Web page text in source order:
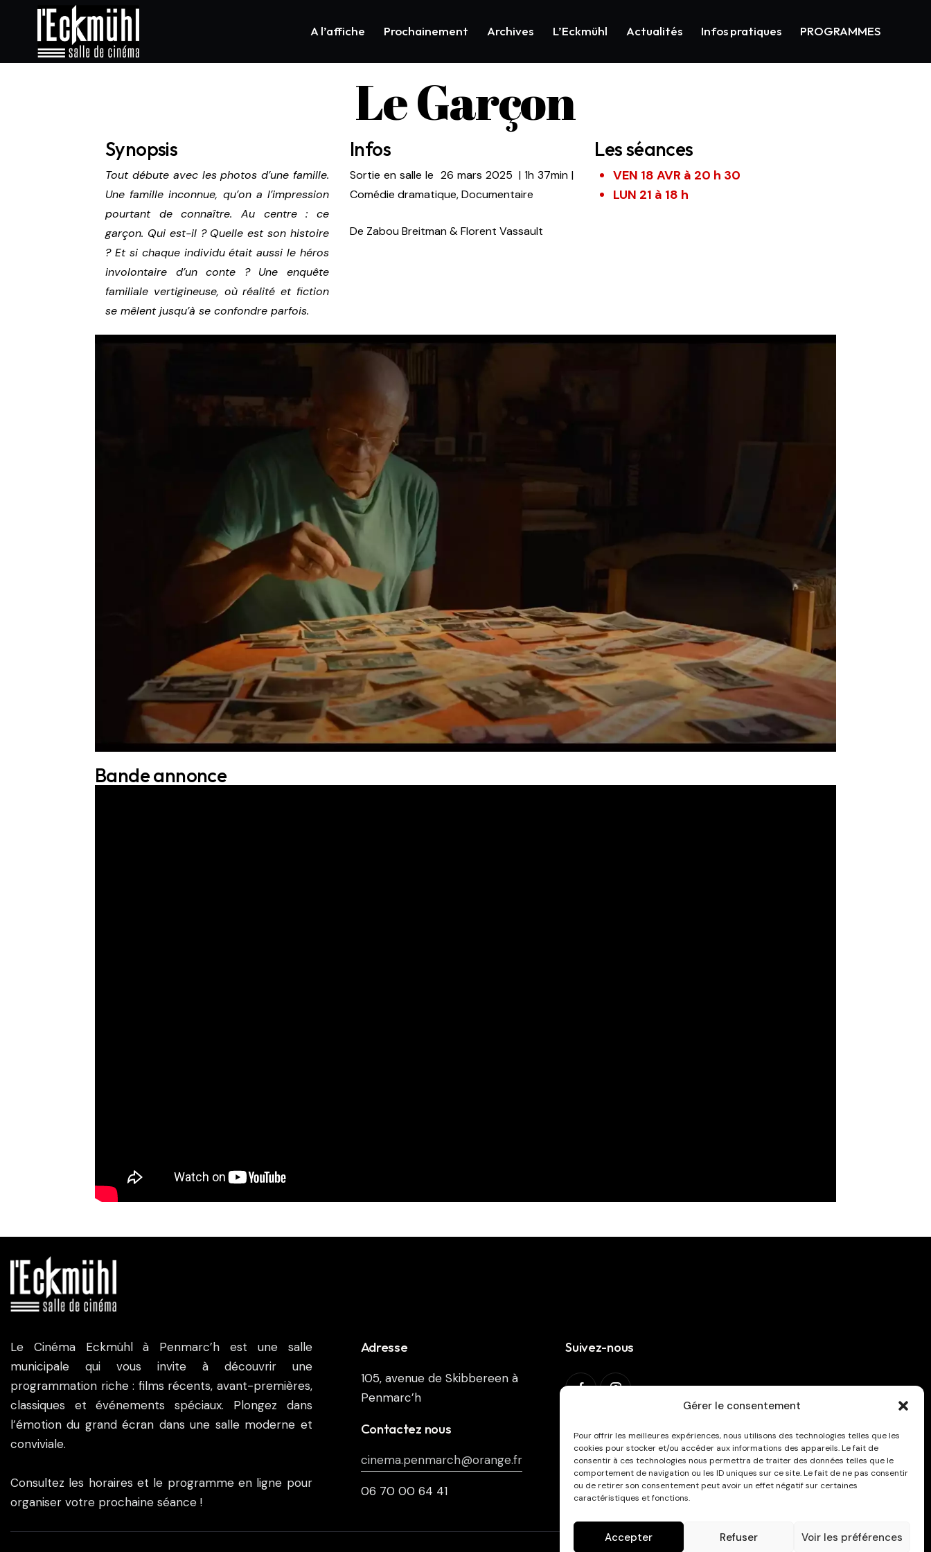
Gérer le consentement
Pour offrir les meilleures expériences, nous utilisons des technologies telles que les
cookies pour stocker et/ou accéder aux informations des appareils. Le fait de
consentir à ces technologies nous permettra de traiter des données telles que le
comportement de navigation ou les ID uniques sur ce site. Le fait de ne pas consentir
ou de retirer son consentement peut avoir un effet négatif sur certaines
caractéristiques et fonctions.
Accepter Refuser Voir les préférences
A l’affiche Prochainement Archives L’Eckmühl Actualités Infos pratiques PROGRAMMES
Le Garçon
Synopsis
Tout débute avec les photos d’une famille.
Une famille inconnue, qu’on a l’impression
pourtant de connaître. Au centre : ce
garçon. Qui est-il ? Quelle est son histoire
? Et si chaque individu était aussi le héros
involontaire d’un conte ? Une enquête
familiale vertigineuse, où réalité et fiction
se mêlent jusqu’à se confondre parfois.
Infos
Sortie en salle le 26 mars 2025| 1h 37min|
Comédie dramatique, Documentaire
De Zabou Breitman & Florent Vassault
Les séances
VEN 18 AVR à 20 h 30
LUN 21 à 18 h
Bande annonce
Le Cinéma Eckmühl à Penmarc’h est une salle
municipale qui vous invite à découvrir une
programmation riche : films récents, avant-premières,
classiques et événements spéciaux. Plongez dans
l’émotion du grand écran dans une salle moderne et
conviviale.
Consultez les horaires et le programme en ligne pour
organiser votre prochaine séance !
Adresse
105, avenue de Skibbereen à
Penmarc’h
Contactez nous
cinema.penmarch@orange.fr
06 70 00 64 41
Suivez-nous